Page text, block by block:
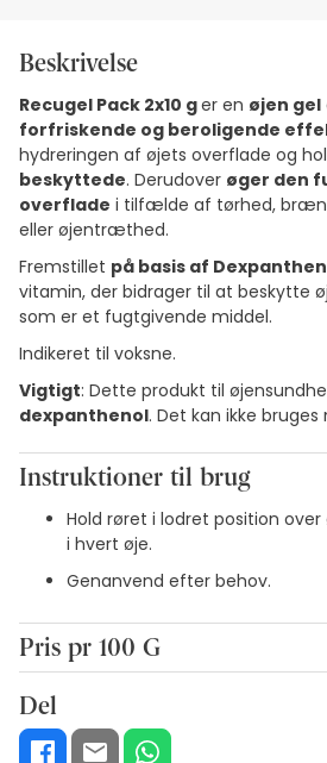
Beskrivelse
Recugel Pack 2x10 ger en øjen gel
forfriskende og beroligende
hydreringen af øjets overflade og
beskyttede. Derudover øger den
overflade i tilfælde af tørhed,
eller øjentræthed.
Fremstillet på basis af
vitamin, der bidrager til at beskytte
som er et fugtgivende middel.
Indikeret til voksne.
Vigtigt: Dette produkt til
dexpanthenol. Det kan ikke
Instruktioner til brug
Hold røret i lodret position
i hvert øje.
Genanvend efter behov.
Pris pr 100 G
Del